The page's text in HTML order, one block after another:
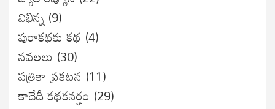
విభిన్న (9)
పురాకథకు కథ (4)
నవలలు (30)
పత్రికా ప్రకటన (11)
కాదేదీ కథకనర్హం (29)